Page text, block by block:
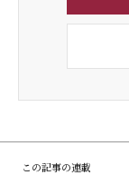
この記事の連載